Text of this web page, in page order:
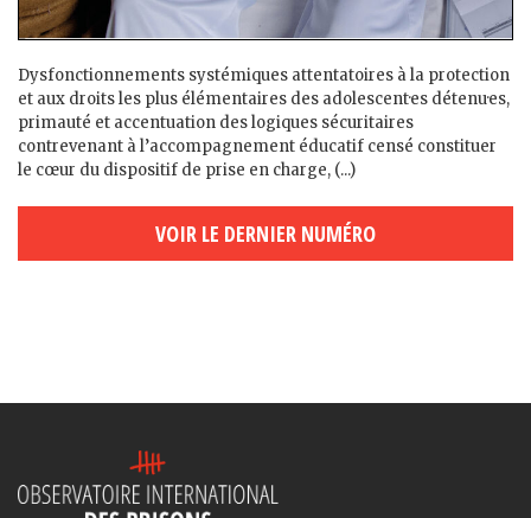
Dysfonctionnements systémiques attentatoires à la protection
et aux droits les plus élémentaires des adolescent·es détenu·es,
primauté et accentuation des logiques sécuritaires
contrevenant à l’accompagnement éducatif censé constituer
le cœur du dispositif de prise en charge, (...)
VOIR LE DERNIER NUMÉRO